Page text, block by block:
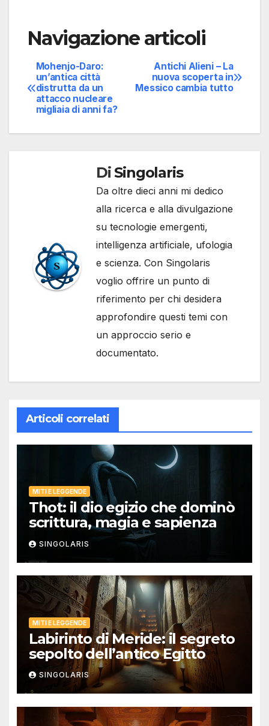
Navigazione articoli
Antichi Alieni – La
nuova scoperta in
Messico cambia tutto
Mohenjo-Daro:
un’antica città
distrutta da un
attacco nucleare
migliaia di anni fa?
Di Singolaris
Da oltre dieci anni mi dedico
alla ricerca e alla divulgazione
su tecnologie emergenti,
intelligenza artificiale, ufologia
e scienza. Con Singolaris
voglio offrire un punto di
riferimento per chi desidera
approfondire questi temi con
un approccio serio e
documentato.
Articoli correlati
MITI E LEGGENDE
Thot: il dio egizio che dominò
scrittura, magia e sapienza
SINGOLARIS
MITI E LEGGENDE
Labirinto di Meride: il segreto
sepolto dell’antico Egitto
SINGOLARIS